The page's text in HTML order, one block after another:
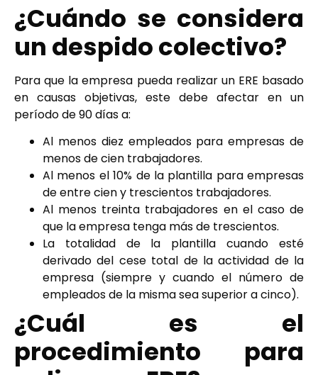
¿Cuándo se considera
un despido colectivo?
Para que la empresa pueda realizar un ERE basado
en causas objetivas, este debe afectar en un
período de 90 días a:
Al menos diez empleados para empresas de
menos de cien trabajadores.
Al menos el 10% de la plantilla para empresas
de entre cien y trescientos trabajadores.
Al menos treinta trabajadores en el caso de
que la empresa tenga más de trescientos.
La totalidad de la plantilla cuando esté
derivado del cese total de la actividad de la
empresa (siempre y cuando el número de
empleados de la misma sea superior a cinco).
¿Cuál es el
procedimiento para